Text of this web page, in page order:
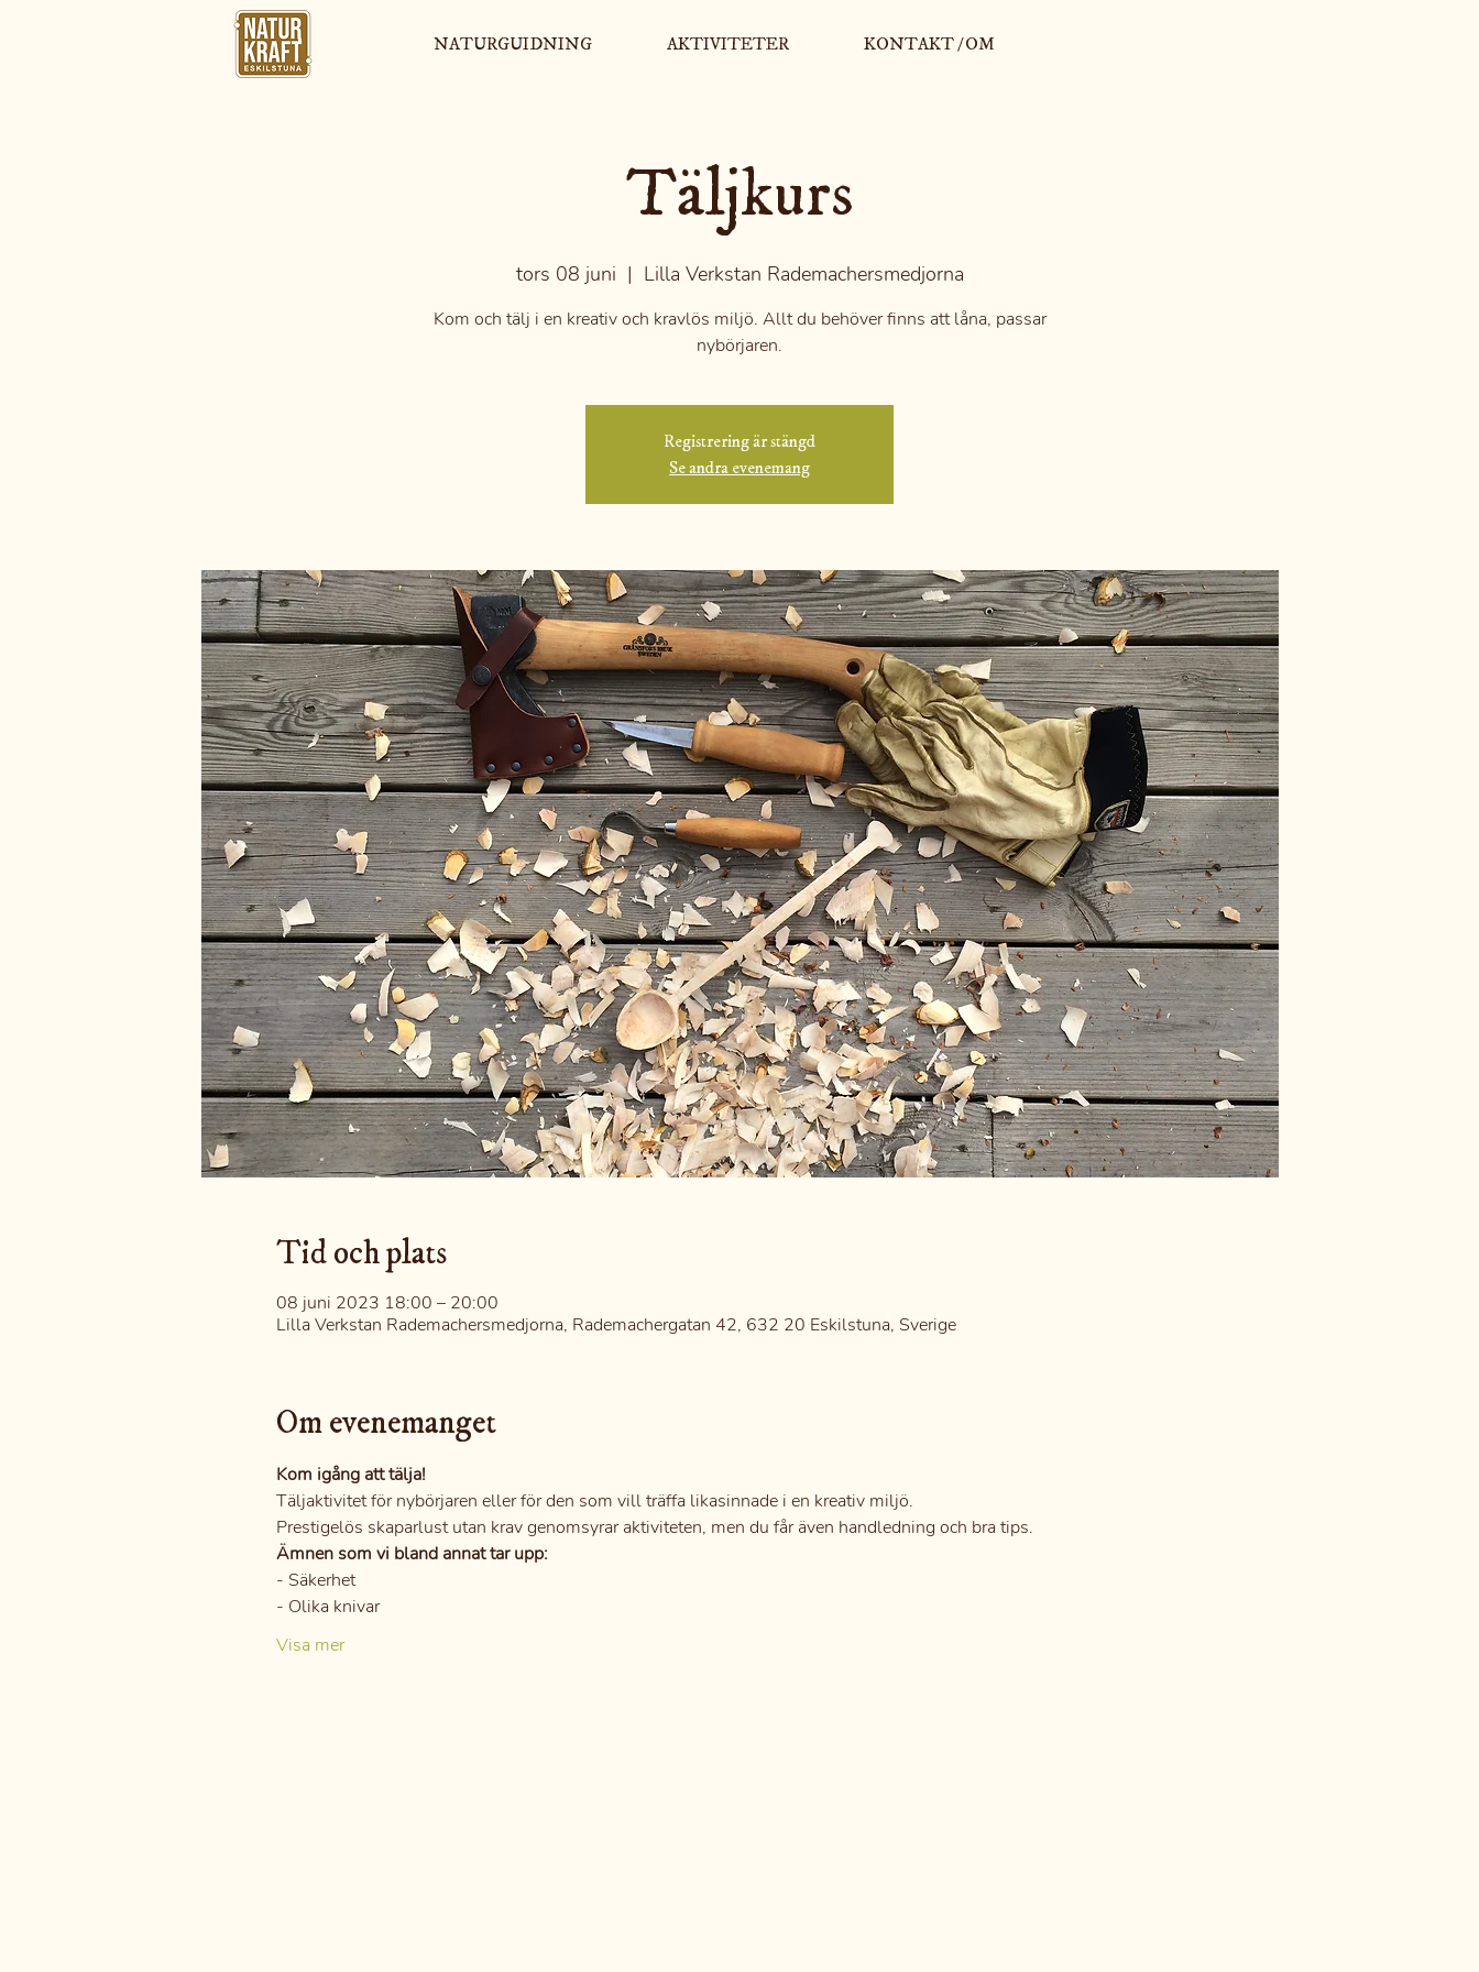
NATURGUIDNING AKTIVITETER KONTAKT / OM
Täljkurs
tors 08 juni
  |
Lilla Verkstan Rademachersmedjorna
Kom och tälj i en kreativ och kravlös miljö. Allt du behöver finns att låna, passar
nybörjaren.
Registrering är stängd
Se andra evenemang
Tid och plats
08 juni 2023 18:00 – 20:00
Lilla Verkstan Rademachersmedjorna, Rademachergatan 42, 632 20 Eskilstuna, Sverige
Om evenemanget
Kom igång att tälja!
Täljaktivitet för nybörjaren eller för den som vill träffa likasinnade i en kreativ miljö.
Prestigelös skaparlust utan krav genomsyrar aktiviteten, men du får även handledning och bra tips.
Ämnen som vi bland annat tar upp:
- Säkerhet
- Olika knivar
Visa mer